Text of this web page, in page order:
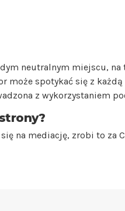
neutralnym miejscu, na
może spotykać się z
z wykorzystaniem
na mediację, zrobi to za